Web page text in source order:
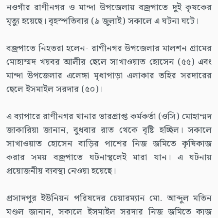
নওগাঁর রাণীনগর ও মান্দা উপজেলায় বজ্রপাতে দুই কৃষকের
মৃত্যু হয়েছে। বৃহস্পতিবার (৯ জুলাই) সকালে এ ঘটনা ঘটে।
বজ্রপাতে নিহতরা হলেন- রাণীনগর উপজেলার মালশন গ্রামের
মোহাম্মদ খয়বর আলীর ছেলে সাখাওয়াত হোসেন (৫৫) এবং
মান্দা উপজেলার এলেঙ্গা মৃধাপাড়া এলাকার তহির সরদারের
ছেলে ইসমাইল সরদার (৫০)।
এ ব্যাপারে রাণীনগর থানার ভারপ্রাপ্ত কর্মকর্তা (ওসি) মোহাম্মদ
জাকারিয়া জানান, বুধবার রাত থেকে বৃষ্টি হচ্ছিল। সকালে
সাখাওয়াত হোসেন বাড়ির পাশের নিজ জমিতে কৃষিকাজ
করার সময় বজ্রপাতে ঘটনাস্থলেই মারা যান। এ ঘটনায়
প্রয়োজনীয় ব্যবস্থা নেওয়া হয়েছে।
প্রসাদপুর ইউনিয়ন পরিষদের চেয়ারম্যান মো. আব্দুল মতিন
মণ্ডল জানান, সকালে ইসমাইল সরদার নিজ জমিতে কাজ